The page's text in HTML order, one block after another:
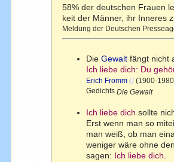
58% der deutschen Frauen
keit der Männer, ihr Inneres
Meldung der Deutschen
DieGewalt fängt nicht
Ich liebe dich: Du
Erich Fromm (1900-
GedichtsDie Gewalt
Ich liebe dich sollte
Erst wenn man so
man weiß, ob man
weniger wäre ohne
sagen: Ich liebe dich.